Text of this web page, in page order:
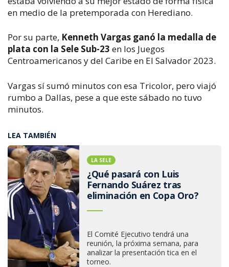
en medio de la pretemporada con Herediano.
Por su parte, Kenneth Vargas ganó la medalla de
plata con la Sele Sub-23 en los Juegos
Centroamericanos y del Caribe en El Salvador 2023.
Vargas sí sumó minutos con esa Tricolor, pero viajó
rumbo a Dallas, pese a que este sábado no tuvo
minutos.
LEA TAMBIÉN
LA SELE
¿Qué pasará con Luis
Fernando Suárez tras
eliminación en Copa Oro?
El Comité Ejecutivo tendrá una
reunión, la próxima semana, para
analizar la presentación tica en el
torneo.